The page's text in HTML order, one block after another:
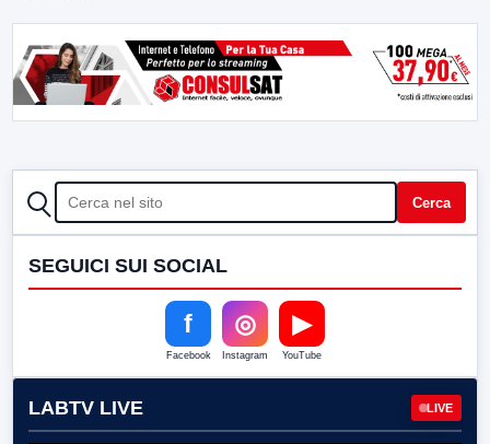
CERCA Cerca
SEGUICI SUI SOCIAL
f
Facebook
◎
Instagram
▶
YouTube
LABTV LIVE LIVE